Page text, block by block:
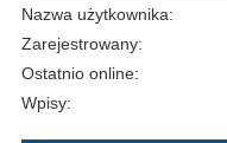
Nazwa użytkownika:
Zarejestrowany:
Ostatnio online:
Wpisy: